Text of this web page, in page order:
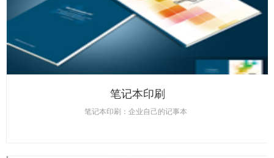
笔记本印刷
笔记本印刷：企业自己的记事本